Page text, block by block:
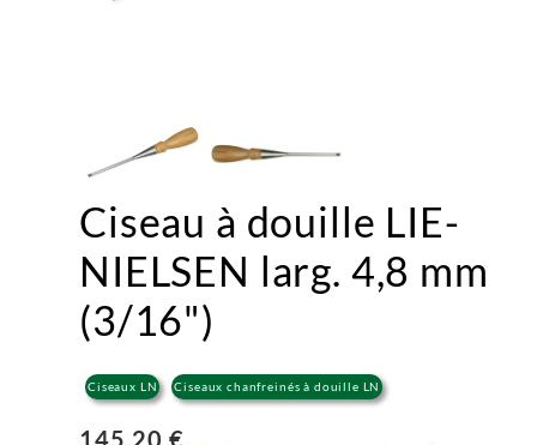
Ciseau à douille LIE-
NIELSEN larg. 4,8 mm
(3/16")
Ciseaux LN Ciseaux chanfreinés à douille LN
145.20 €